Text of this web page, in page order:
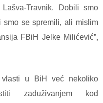
Travnik. Dobili smo
smo se spremili, ali mislim
FBiH Jelke Milićević”,
vlasti u BiH već nekoliko
zaduživanjem kod